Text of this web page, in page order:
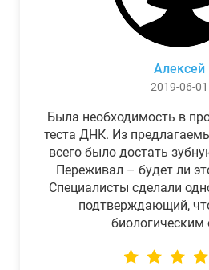
Алексей
2019-06-01
Была необходимость в
теста ДНК. Из
всего было достать
Переживал – будет ли
Специалисты сделали
подтверждающий,
биологическим